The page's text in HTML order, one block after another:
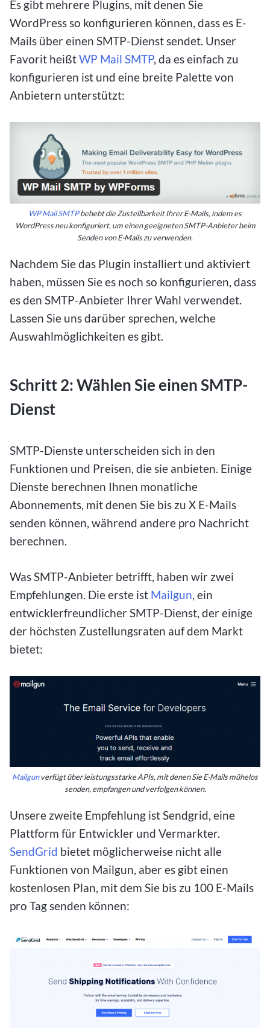
Es gibt mehrere Plugins, mit denen Sie
WordPress so konfigurieren können, dass es E-
Mails über einen SMTP-Dienst sendet. Unser
Favorit heißtWP Mail SMTP, da es einfach zu
konfigurieren ist und eine breite Palette von
Anbietern unterstützt:
WP Mail SMTPbehebt die Zustellbarkeit Ihrer E-Mails, indem es
WordPress neu konfiguriert, um einen geeigneten SMTP-Anbieter beim
Senden von E-Mails zu verwenden.
Nachdem Sie das Plugin installiert und aktiviert
haben, müssen Sie es noch so konfigurieren, dass
es den SMTP-Anbieter Ihrer Wahl verwendet.
Lassen Sie uns darüber sprechen, welche
Auswahlmöglichkeiten es gibt.
Schritt 2: Wählen Sie einen SMTP-
Dienst
SMTP-Dienste unterscheiden sich in den
Funktionen und Preisen, die sie anbieten. Einige
Dienste berechnen Ihnen monatliche
Abonnements, mit denen Sie bis zu X E-Mails
senden können, während andere pro Nachricht
berechnen.
Was SMTP-Anbieter betrifft, haben wir zwei
Empfehlungen. Die erste ist Mailgun, ein
entwicklerfreundlicher SMTP-Dienst, der einige
der höchsten Zustellungsraten auf dem Markt
bietet:
Mailgunverfügt über leistungsstarke APIs, mit denen Sie E-Mails mühelos
senden, empfangen und verfolgen können.
Unsere zweite Empfehlung ist Sendgrid, eine
Plattform für Entwickler und Vermarkter.
SendGrid bietet möglicherweise nicht alle
Funktionen von Mailgun, aber es gibt einen
kostenlosen Plan, mit dem Sie bis zu 100 E-Mails
pro Tag senden können: